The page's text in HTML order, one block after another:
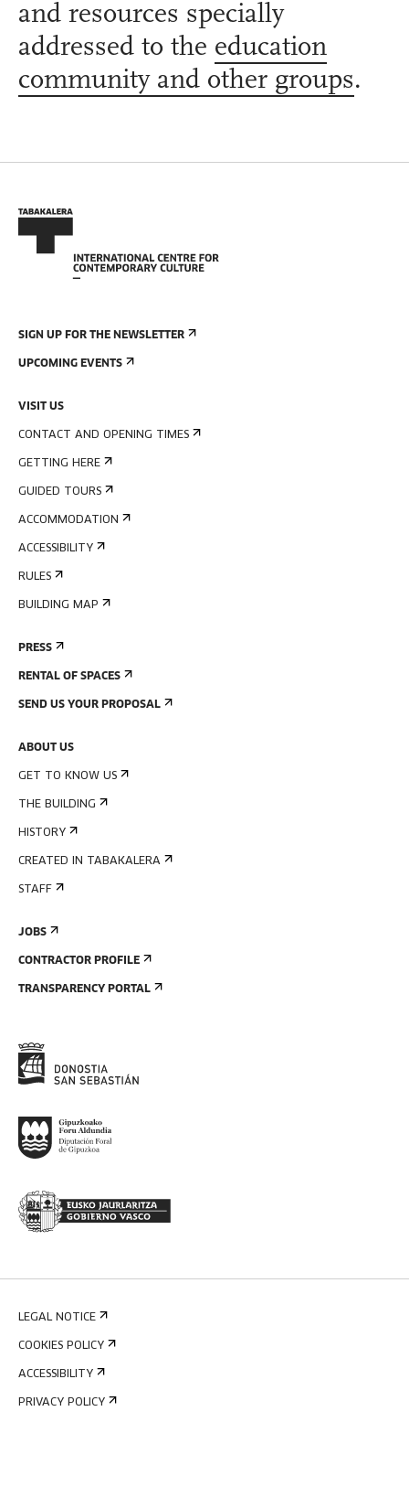
and resources specially
addressed to the education
community and other groups.
SIGN UP FOR THE NEWSLETTER
UPCOMING EVENTS
VISIT US
CONTACT AND OPENING TIMES
GETTING HERE
GUIDED TOURS
ACCOMMODATION
ACCESSIBILITY
RULES
BUILDING MAP
PRESS
RENTAL OF SPACES
SEND US YOUR PROPOSAL
ABOUT US
GET TO KNOW US
THE BUILDING
HISTORY
CREATED IN TABAKALERA
STAFF
JOBS
CONTRACTOR PROFILE
TRANSPARENCY PORTAL
LEGAL NOTICE
COOKIES POLICY
ACCESSIBILITY
PRIVACY POLICY